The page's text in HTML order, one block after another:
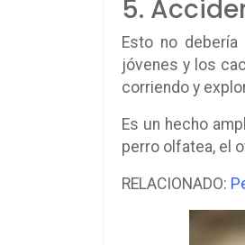
5.
Esto no
jóvenes y los
corriendo y
Es un hecho
perro olfatea, el
RELACIONADO: